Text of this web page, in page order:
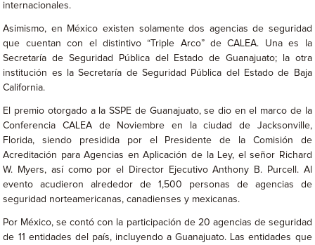
internacionales.
Asimismo, en México existen solamente dos agencias de seguridad
que cuentan con el distintivo “Triple Arco” de CALEA. Una es la
Secretaría de Seguridad Pública del Estado de Guanajuato; la otra
institución es la Secretaría de Seguridad Pública del Estado de Baja
California.
El premio otorgado a la SSPE de Guanajuato, se dio en el marco de la
Conferencia CALEA de Noviembre en la ciudad de Jacksonville,
Florida, siendo presidida por el Presidente de la Comisión de
Acreditación para Agencias en Aplicación de la Ley, el señor Richard
W. Myers, así como por el Director Ejecutivo Anthony B. Purcell. Al
evento acudieron alrededor de 1,500 personas de agencias de
seguridad norteamericanas, canadienses y mexicanas.
Por México, se contó con la participación de 20 agencias de seguridad
de 11 entidades del país, incluyendo a Guanajuato. Las entidades que